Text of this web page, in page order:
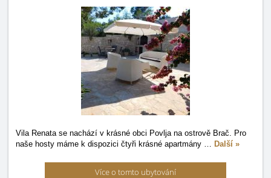
Vila Renata se nachází v krásné obci Povlja na ostrově Brač. Pro
naše hosty máme k dispozici čtyři krásné apartmány … Další »
Více o tomto ubytování